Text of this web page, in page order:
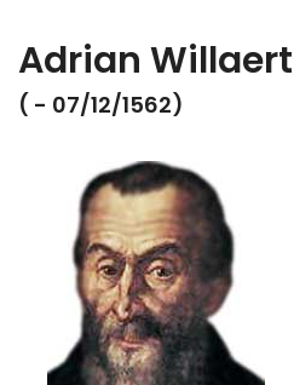
Adrian Willaert
( - 07/12/1562)